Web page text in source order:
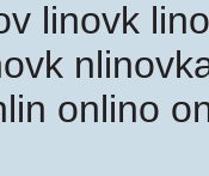
linovk
onlino